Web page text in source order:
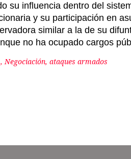
su influencia dentro del
y su participación en
similar a la de su
no ha ocupado cargos
ataques armados